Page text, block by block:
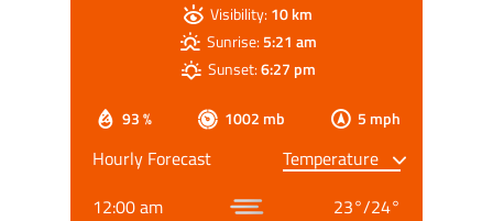
93 % 1002 mb 5 mph
Visibility:10 km
Sunrise:5:21 am
Sunset:6:27 pm
Hourly Forecast
12:00 am
23°/24°